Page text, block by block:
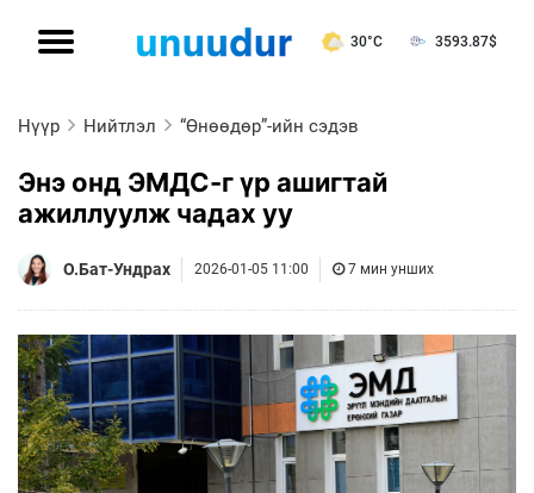
30°C 3593.87$
Нүүр Нийтлэл “Өнөөдөр”-ийн сэдэв
Энэ онд ЭМДС-г үр ашигтай
ажиллуулж чадах уу
О.Бат-Ундрах 2026-01-05 11:00 7 мин унших